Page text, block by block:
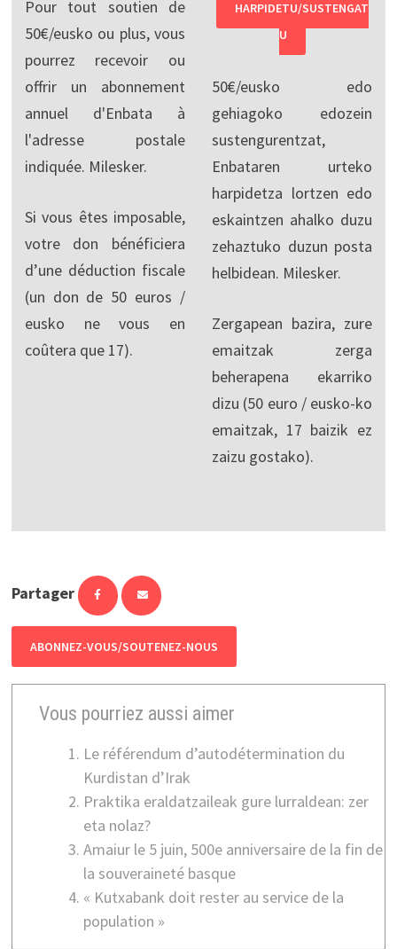
Pour tout soutien de
50€/eusko ou plus, vous
pourrez recevoir ou
offrir un abonnement
annuel d'Enbata à
l'adresse postale
indiquée. Milesker.
Si vous êtes imposable,
votre don bénéficiera
d’une déduction fiscale
(un don de 50 euros /
eusko ne vous en
coûtera que 17).
HARPIDETU/SUSTENGAT
U
50€/eusko edo
gehiagoko edozein
sustengurentzat,
Enbataren urteko
harpidetza lortzen edo
eskaintzen ahalko duzu
zehaztuko duzun posta
helbidean. Milesker.
Zergapean bazira, zure
emaitzak zerga
beherapena ekarriko
dizu (50 euro / eusko-ko
emaitzak, 17 baizik ez
zaizu gostako).
Partager
ABONNEZ-VOUS/SOUTENEZ-NOUS
Vous pourriez aussi aimer
Le référendum d’autodétermination du
Kurdistan d’Irak
Praktika eraldatzaileak gure lurraldean: zer
eta nolaz?
Amaiur le 5 juin, 500e anniversaire de la fin de
la souveraineté basque
« Kutxabank doit rester au service de la
population »